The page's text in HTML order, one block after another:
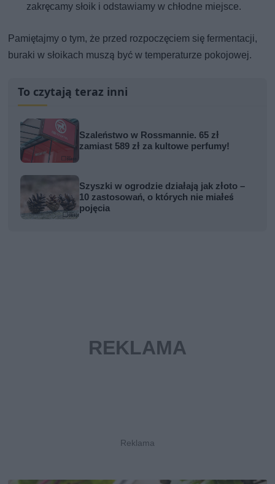
zakręcamy słoik i odstawiamy w chłodne miejsce.
Pamiętajmy o tym, że przed rozpoczęciem się fermentacji,
buraki w słoikach muszą być w temperaturze pokojowej.
To czytają teraz inni
Szaleństwo w Rossmannie. 65 zł
zamiast 589 zł za kultowe perfumy!
Szyszki w ogrodzie działają jak złoto –
10 zastosowań, o których nie miałeś
pojęcia